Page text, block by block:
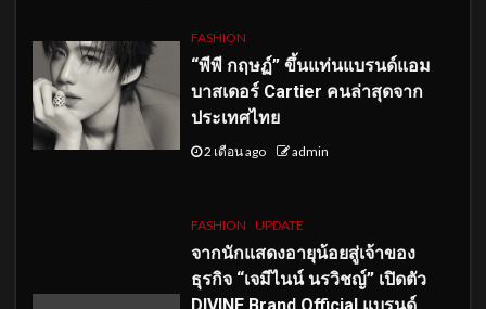
FASHION
“พีพี กฤษฏ์” ขึ้นแท่นแบรนด์แอม
บาสเดอร์ Cartier คนล่าสุดจาก
ประเทศไทย
2 เดือน ago admin
FASHION UPDATE
จากนักแสดงอายุน้อยสู่เจ้าของ
ธุรกิจ “เจมีไนน์ นรวิชญ์” เปิดตัว
DIVINE Brand Official แบรนด์